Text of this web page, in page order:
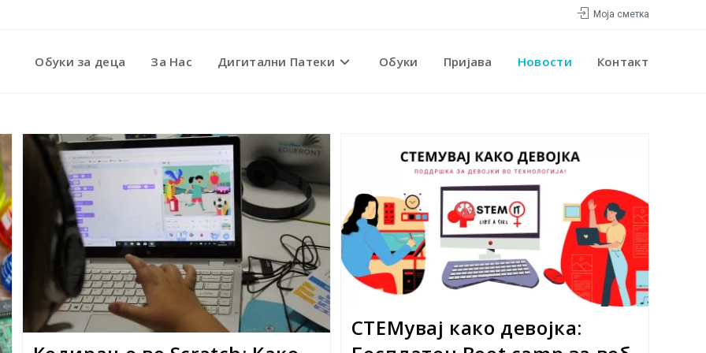
Моја сметка
Обуки за деца За Нас Дигитални Патеки Обуки Пријава Новости Контакт
СТЕМувај како девојка: